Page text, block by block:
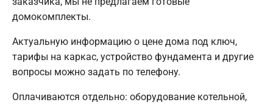
домокомплекты.
Актуальную информацию о цене дома под ключ,
тарифы на каркас, устройство фундамента и другие
вопросы можно задать по телефону.
Оплачиваются отдельно: оборудование котельной,